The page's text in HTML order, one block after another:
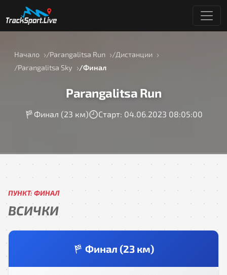
Начало Parangalitsa Run
Дистанции
Parangalitsa Sky
Финал
Parangalitsa Run
Финал (23 км) Старт: 04.06.2023 08:05:00
ПУНКТ: ФИНАЛ
ВСИЧКИ
Финал (23 км)